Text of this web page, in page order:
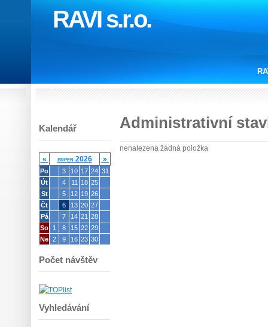
RAVI s.r.o.
Kalendář
« srpen 2026 »
Po 3 10 17 24 31
Út
4 11 18 25
St
5 12 19 26
Čt
6 13 20 27
Pá
7 14 21 28
So
1 8 15 22 29
Ne 2 9 16 23 30
Počet návštěv
Vyhledávání
Administrativní
nenalezena žádná položka